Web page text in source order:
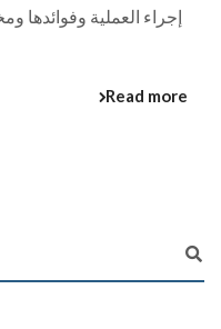
إجراء العملية وفوائدها
Read more